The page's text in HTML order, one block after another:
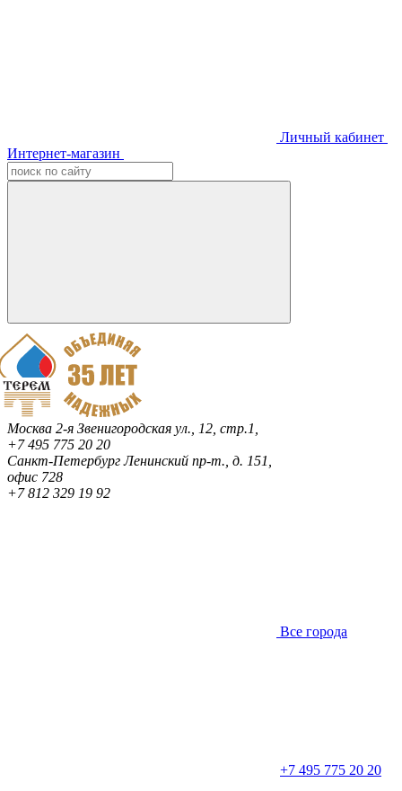
Личный кабинет
Интернет-магазин
Москва 2-я Звенигородская ул., 12, стр.1,
+7 495 775 20 20
Санкт-ПетербургЛенинский пр-т., д. 151,
офис 728
+7 812 329 19 92
Все города
+7 495 775 20 20